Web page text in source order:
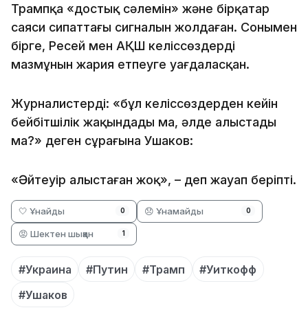
Трампқа «достық сәлемін» және бірқатар
саяси сипаттағы сигналын жолдаған. Сонымен
бірге, Ресей мен АҚШ келіссөздердің
мазмұнын жария етпеуге уағдаласқан.
Журналистердің: «бұл келіссөздерден кейін
бейбітшілік жақындады ма, әлде алыстады
ма?» деген сұрағына Ушаков:
«Әйтеуір алыстаған жоқ», – деп жауап беріпті.
🤍 Ұнайды 0 😞 Ұнамайды 0
😡 Шектен шыққан 1
#Украина #Путин #Трамп
#Уиткофф
#Ушаков